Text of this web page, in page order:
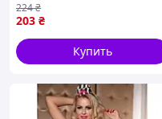
203 ₴
224₴
Купить